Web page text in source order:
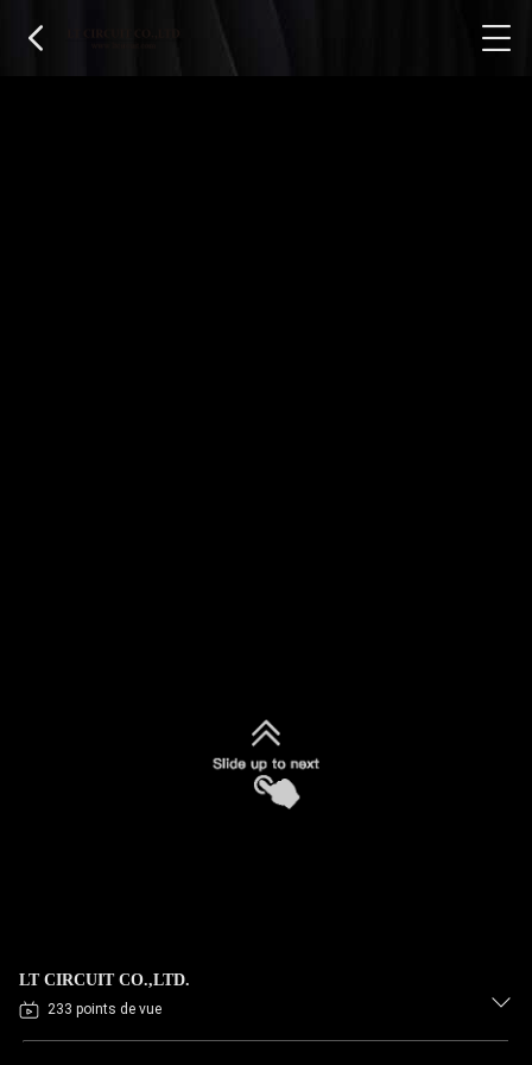
LT CIRCUIT CO.,LTD.
233 points de vue